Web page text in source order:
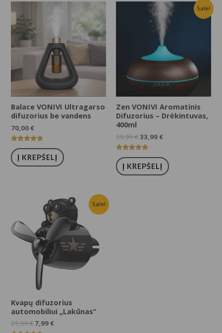
Balace VONIVI Ultragarso
difuzorius be vandens
70,00 €
Įvertinimas:
5.00
iš 5Į KREPŠELĮ
Sale!
Zen VONIVI Aromatinis
Difuzorius – Drėkintuvas,
400ml
39,99€33,99 €
Įvertinimas:
5.00
iš 5Į KREPŠELĮ
Sale!
Kvapų difuzorius
automobiliui „Lakūnas”
25,99€ 7,99 €